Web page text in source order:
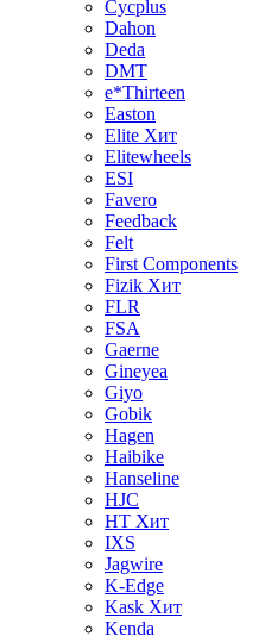
Cycplus
Dahon
Deda
DMT
e*Thirteen
Easton
Elite Хит
Elitewheels
ESI
Favero
Feedback
Felt
First Components
Fizik Хит
FLR
FSA
Gaerne
Gineyea
Giyo
Gobik
Hagen
Haibike
Hanseline
HJC
HT Хит
IXS
Jagwire
K-Edge
Kask Хит
Kenda